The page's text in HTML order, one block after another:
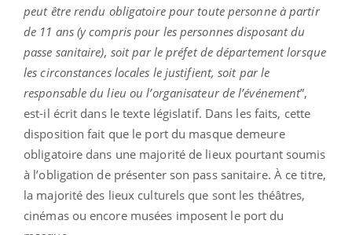
peut être rendu obligatoire pour toute personne à partir
de 11 ans (y compris pour les personnes disposant du
passe sanitaire), soit par le préfet de département lorsque
les circonstances locales le justifient, soit par le
responsable du lieu ou l’organisateur de l’événement”,
est-il écrit dans le texte législatif. Dans les faits, cette
disposition fait que le port du masque demeure
obligatoire dans une majorité de lieux pourtant soumis
à l’obligation de présenter son pass sanitaire. À ce titre,
la majorité des lieux culturels que sont les théâtres,
cinémas ou encore musées imposent le port du